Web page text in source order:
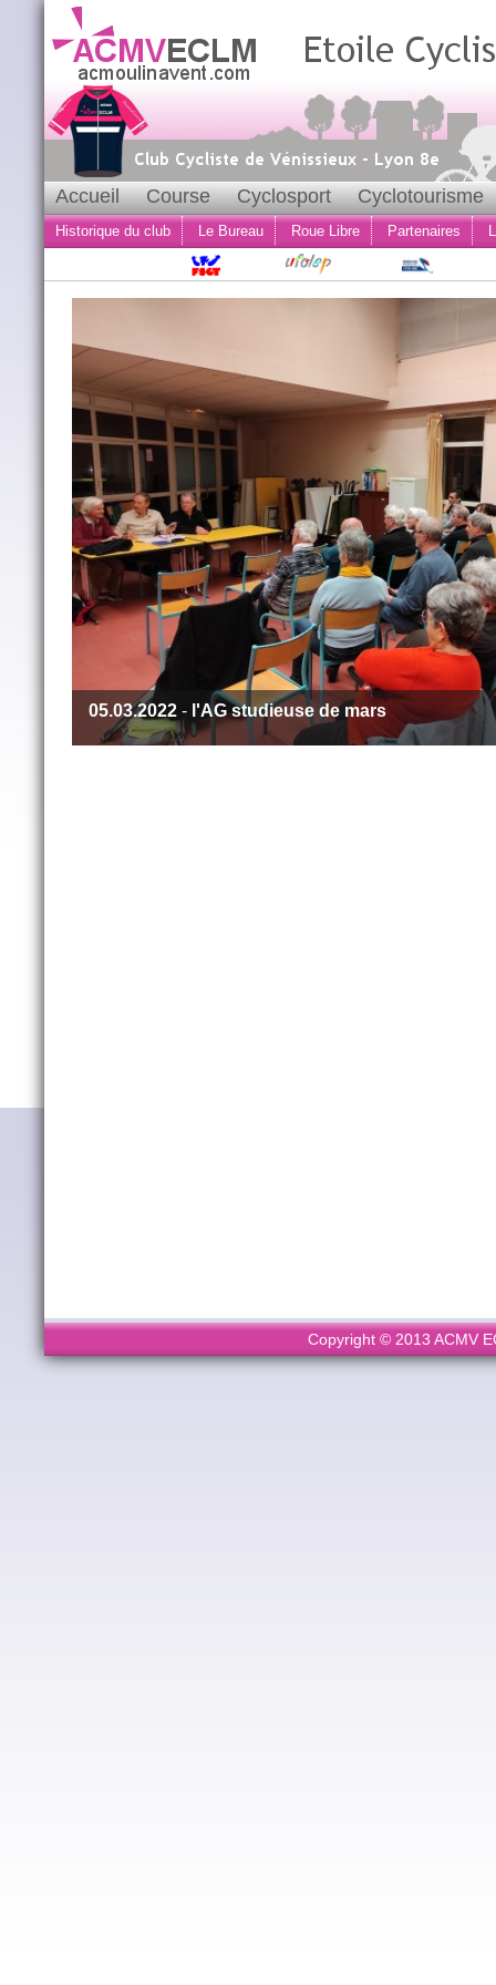
Accueil Course Cyclosport Cyclotourisme
Historique du club Le Bureau Roue Libre Partenaires
05.03.2022 - l'AG studieuse de mars
Copyright © 2013 ACMV